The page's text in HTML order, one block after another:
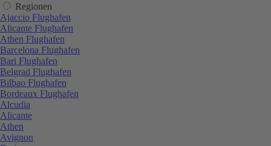
Regionen
Ajaccio Flughafen
Alicante Flughafen
Athen Flughafen
Barcelona Flughafen
Bari Flughafen
Belgrad Flughafen
Bilbao Flughafen
Bordeaux Flughafen
Alcudia
Alicante
Athen
Avignon